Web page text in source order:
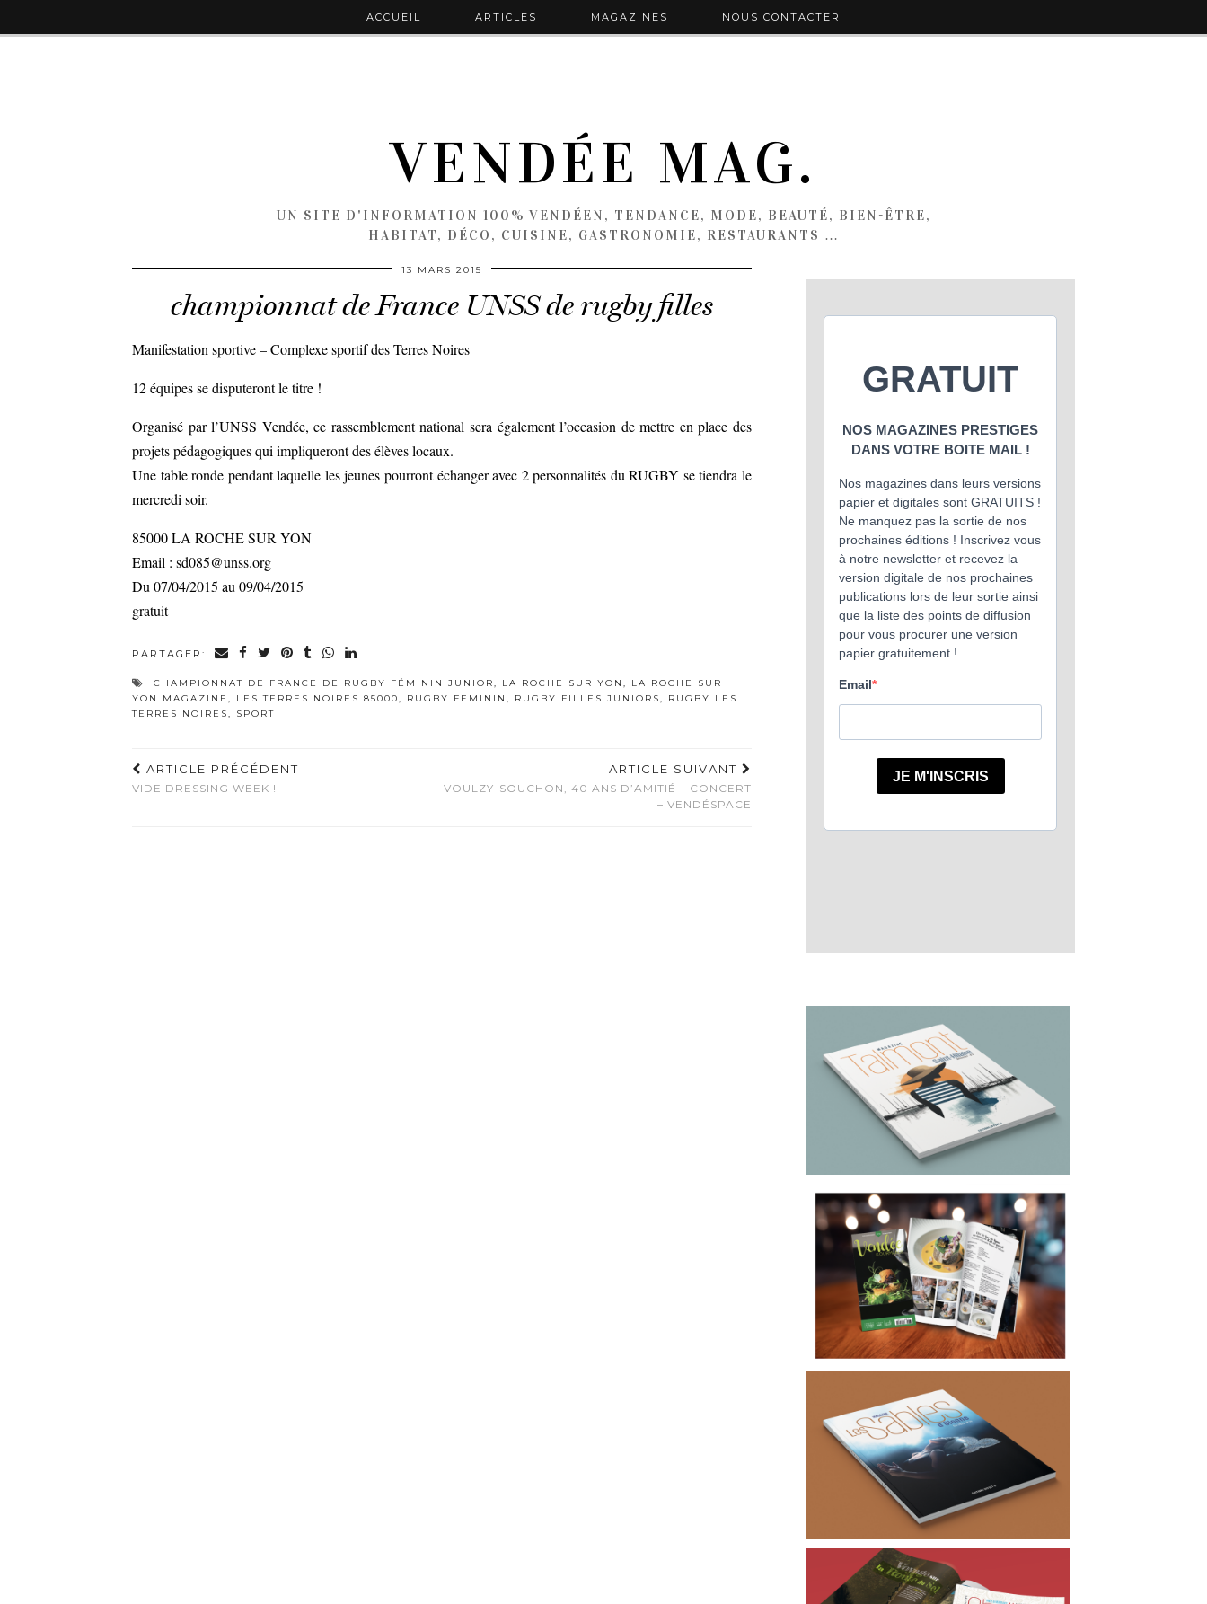
VENDÉE MAG.
UN SITE D'INFORMATION 100% VENDÉEN, TENDANCE, MODE, BEAUTÉ, BIEN-ÊTRE,
HABITAT, DÉCO, CUISINE, GASTRONOMIE, RESTAURANTS …
ACCUEIL ARTICLES MAGAZINES NOUS CONTACTER
13 MARS 2015
championnat de France UNSS de rugby filles
Manifestation sportive – Complexe sportif des Terres Noires
12 équipes se disputeront le titre !
Organisé par l’UNSS Vendée, ce rassemblement national sera également l’occasion de mettre en place des
projets pédagogiques qui impliqueront des élèves locaux.
Une table ronde pendant laquelle les jeunes pourront échanger avec 2 personnalités du RUGBY se tiendra le
mercredi soir.
85000 LA ROCHE SUR YON
Email : sd085@unss.org
Du 07/04/2015 au 09/04/2015
gratuit
PARTAGER:
CHAMPIONNAT DE FRANCE DE RUGBY FÉMININ JUNIOR, LA ROCHE SUR YON , LA ROCHE SUR
YON MAGAZINE , LES TERRES NOIRES 85000, RUGBY FEMININ , RUGBY FILLES JUNIORS, RUGBY LES
TERRES NOIRES, SPORT
ARTICLE PRÉCÉDENT
VIDE DRESSING WEEK !
ARTICLE SUIVANT
VOULZY-SOUCHON, 40 ANS D’AMITIÉ – CONCERT
– VENDÉSPACE